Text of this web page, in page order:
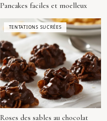
Pancakes faciles et moelleux
TENTATIONS SUCRÉES
Roses des sables au chocolat